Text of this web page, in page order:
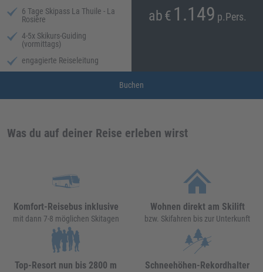
ab€ 1.149 p.Pers.
6 Tage Skipass La Thuile - La
Rosière
4-5x Skikurs-Guiding
(vormittags)
engagierte Reiseleitung
Buchen
Was du auf deiner Reise erleben wirst
Komfort-Reisebus inklusive
mit dann 7-8 möglichen Skitagen
Wohnen direkt am Skilift
bzw. Skifahren bis zur Unterkunft
Top-Resort nun bis 2800 m Schneehöhen-Rekordhalter